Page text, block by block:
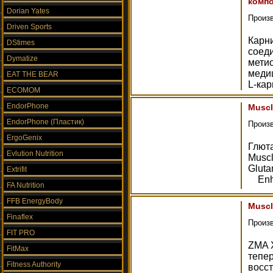
Dorian Yates
Driven Sports
DStimes
Dymatize
EAT THE BEAR
ECOMOM
EndorPhone
EndorPhone (Пластик)
ErgoGenix
Evlution Nutrition
Extrifit
FA Nutrition
FFB EnergyBody
Finaflex
FIT PRO
FitMax
Fitness Authority
L-
ZMA